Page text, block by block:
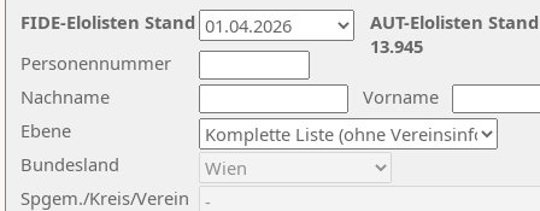
Nachname
Vorname
Ebene
Personennummer
Bundesland
Spgem./Kreis/Verein
AUT-Elolisten
13.945
FIDE-Elolisten Stand